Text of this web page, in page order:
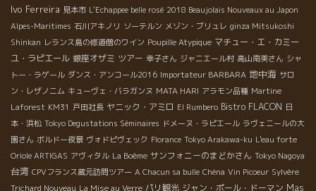
Ivo Ferreira 見本市 L'Echappee belle rosé 2018 Beaujolais Nouveaux au Japon
Alpes-Maritimes 石川アキノリ ソーテルン メゾン・ブリュレ ginza Mitsukoshi
Shinkan レランス島の修道僧のワイン Poupille Atypique マチュー・エ・カミー
ユ・ラピエール 銀座オザミ ツアー 幸子さん ジャニエール村 高山南美さん シャ
トー・ラゲール ダンス・アンコール2016 Importateur BARBARA 地中海 サロ
ン・レザノニム キューヴェ・バラガンヌ MATA HARI アラモン品種 Martine
Laforest KM31 戸田社長 ヤニック・アミロ El Rumbero Bistro FLACON 日
本・浜松 Tokyo Degustations Séminaires ドメーヌ・ラピエール ラヴェニールの大
園さん ボルドー夜景 ヴォドピヴェック Florance Tokyo Arakawa-ku L'eau forte
Oriole ARTIGAS アヴィタル La Boème サンフォニーのまどかさん Tokyo Nagoya
台湾 CPVフランス蔵元訪問ツアー A Chacun sa bulle Chéna Vin Picoeur Sylvère
Trichard Nouveau La Mise au Verre パリ観光 ジャン・ポール・ドーマン Mas